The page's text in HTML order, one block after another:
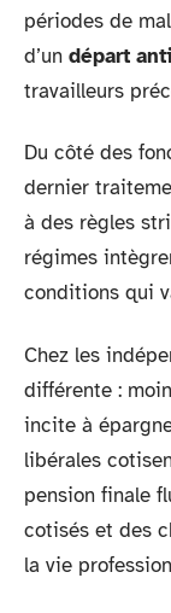
périodes de
d’un départ
travailleurs
Du côté des
dernier
à des règles
régimes
conditions qui
Chez les
différente :
incite à
libérales
pension finale
cotisés et des
la vie